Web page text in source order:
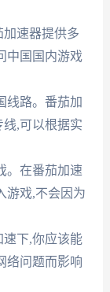
速器提供多
中国国内游戏
线路。番茄加
,可以根据实
。在番茄加速
游戏,不会因为
下,你应该能
络问题而影响